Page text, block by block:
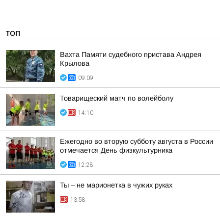
ТОП
Вахта Памяти судебного пристава Андрея
Крылова
09:09
Товарищеский матч по волейболу
14:10
Ежегодно во вторую субботу августа в России
отмечается День физкультурника
12:28
Ты – не марионетка в чужих руках
13:58